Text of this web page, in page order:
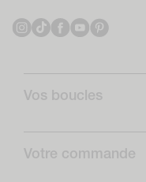
Instagram
TikTokFacebook
YouTube
Vos boucles
Profil de boucles
Curlcare
Votre commande